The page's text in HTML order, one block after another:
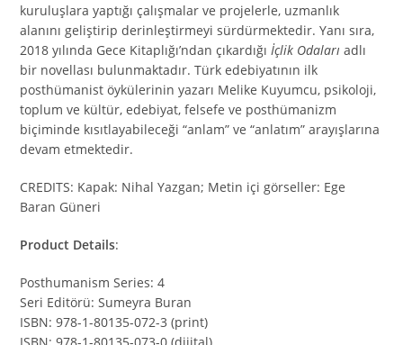
kuruluşlara yaptığı çalışmalar ve projelerle, uzmanlık
alanını geliştirip derinleştirmeyi sürdürmektedir. Yanı sıra,
2018 yılında Gece Kitaplığı’ndan çıkardığıİçlik Odaları adlı
bir novellası bulunmaktadır. Türk edebiyatının ilk
posthümanist öykülerinin yazarı Melike Kuyumcu, psikoloji,
toplum ve kültür, edebiyat, felsefe ve posthümanizm
biçiminde kısıtlayabileceği “anlam” ve “anlatım” arayışlarına
devam etmektedir.
CREDITS: Kapak: Nihal Yazgan; Metin içi görseller: Ege
Baran Güneri
Product Details:
Posthumanism Series: 4
Seri Editörü: Sumeyra Buran
ISBN: 978-1-80135-072-3 (print)